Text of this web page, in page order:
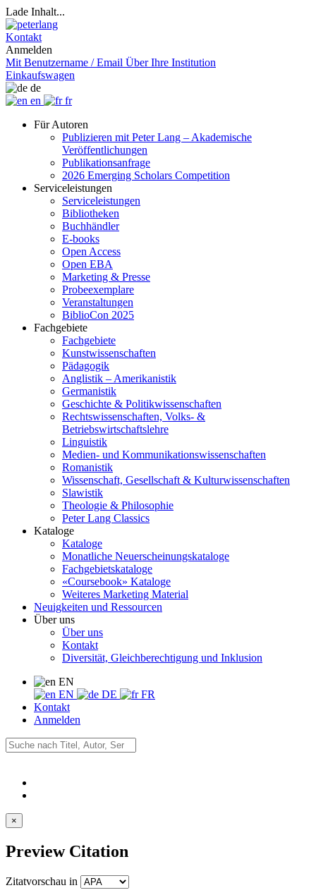
Lade Inhalt...
Kontakt
Anmelden
Mit Benutzername / Email Über Ihre Institution
Einkaufswagen
de
en
fr
Für Autoren
Publizieren mit Peter Lang – Akademische
Veröffentlichungen
Publikationsanfrage
2026 Emerging Scholars Competition
Serviceleistungen
Serviceleistungen
Bibliotheken
Buchhändler
E-books
Open Access
Open EBA
Marketing & Presse
Probeexemplare
Veranstaltungen
BiblioCon 2025
Fachgebiete
Fachgebiete
Kunstwissenschaften
Pädagogik
Anglistik – Amerikanistik
Germanistik
Geschichte & Politikwissenschaften
Rechtswissenschaften, Volks- &
Betriebswirtschaftslehre
Linguistik
Medien- und Kommunikationswissenschaften
Romanistik
Wissenschaft, Gesellschaft & Kulturwissenschaften
Slawistik
Theologie & Philosophie
Peter Lang Classics
Kataloge
Kataloge
Monatliche Neuerscheinungskataloge
Fachgebietskataloge
«Coursebook» Kataloge
Weiteres Marketing Material
Neuigkeiten und Ressourcen
Über uns
Über uns
Kontakt
Diversität, Gleichberechtigung und Inklusion
EN
EN
DE
FR
Kontakt
Anmelden
×
Preview Citation
Zitatvorschau in